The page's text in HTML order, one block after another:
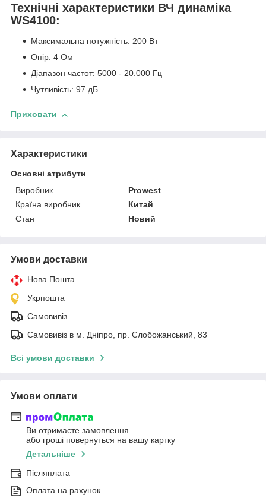
Технічні характеристики ВЧ динаміка
WS4100:
Максимальна потужність: 200 Вт
Опір: 4 Ом
Діапазон частот: 5000 - 20.000 Гц
Чутливість: 97 дБ
Приховати
Характеристики
Основні атрибути
Виробник
Prowest
Країна виробник
Китай
Стан
Новий
Умови доставки
Нова Пошта
Укрпошта
Самовивіз
Самовивіз в м. Дніпро, пр. Слобожанський, 83
Всі умови доставки
Умови оплати
Ви отримаєте замовлення
або гроші повернуться на вашу картку
Детальніше
Післяплата
Оплата на рахунок